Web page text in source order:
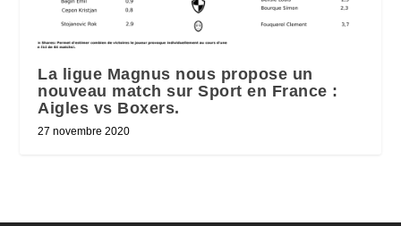
La ligue Magnus nous propose un
nouveau match sur Sport en France :
Aigles vs Boxers.
27 novembre 2020